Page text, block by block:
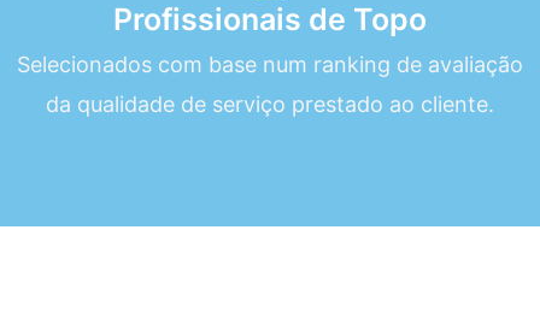
Profissionais de Topo
Selecionados com base num ranking de avaliação
da qualidade de serviço prestado ao cliente.